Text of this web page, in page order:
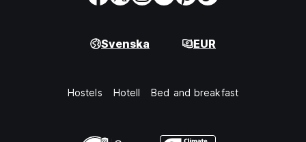
Svenska EUR
Hostels Hotell Bed and breakfast